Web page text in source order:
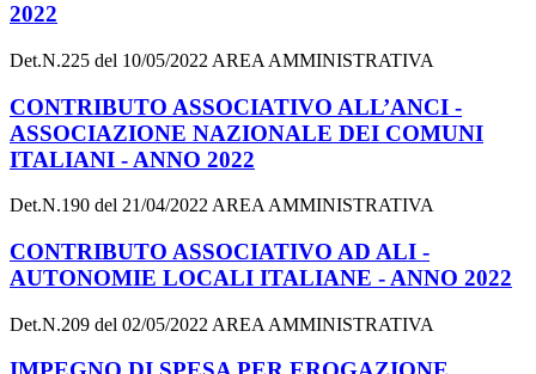
2022
Det.N.225 del 10/05/2022 AREA AMMINISTRATIVA
CONTRIBUTO ASSOCIATIVO ALL’ANCI -
ASSOCIAZIONE NAZIONALE DEI COMUNI
ITALIANI - ANNO 2022
Det.N.190 del 21/04/2022 AREA AMMINISTRATIVA
CONTRIBUTO ASSOCIATIVO AD ALI -
AUTONOMIE LOCALI ITALIANE - ANNO 2022
Det.N.209 del 02/05/2022 AREA AMMINISTRATIVA